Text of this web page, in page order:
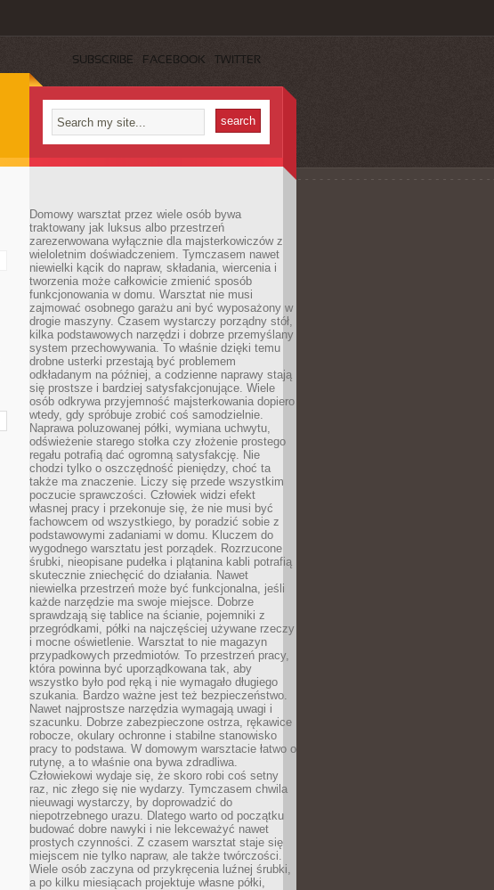
SUBSCRIBE FACEBOOK TWITTER
Domowy warsztat przez wiele osób bywa
traktowany jak luksus albo przestrzeń
zarezerwowana wyłącznie dla majsterkowiczów z
wieloletnim doświadczeniem. Tymczasem nawet
niewielki kącik do napraw, składania, wiercenia i
tworzenia może całkowicie zmienić sposób
funkcjonowania w domu. Warsztat nie musi
zajmować osobnego garażu ani być wyposażony w
drogie maszyny. Czasem wystarczy porządny stół,
kilka podstawowych narzędzi i dobrze przemyślany
system przechowywania. To właśnie dzięki temu
drobne usterki przestają być problemem
odkładanym na później, a codzienne naprawy stają
się prostsze i bardziej satysfakcjonujące. Wiele
osób odkrywa przyjemność majsterkowania dopiero
wtedy, gdy spróbuje zrobić coś samodzielnie.
Naprawa poluzowanej półki, wymiana uchwytu,
odświeżenie starego stołka czy złożenie prostego
regału potrafią dać ogromną satysfakcję. Nie
chodzi tylko o oszczędność pieniędzy, choć ta
także ma znaczenie. Liczy się przede wszystkim
poczucie sprawczości. Człowiek widzi efekt
własnej pracy i przekonuje się, że nie musi być
fachowcem od wszystkiego, by poradzić sobie z
podstawowymi zadaniami w domu. Kluczem do
wygodnego warsztatu jest porządek. Rozrzucone
śrubki, nieopisane pudełka i plątanina kabli potrafią
skutecznie zniechęcić do działania. Nawet
niewielka przestrzeń może być funkcjonalna, jeśli
każde narzędzie ma swoje miejsce. Dobrze
sprawdzają się tablice na ścianie, pojemniki z
przegródkami, półki na najczęściej używane rzeczy
i mocne oświetlenie. Warsztat to nie magazyn
przypadkowych przedmiotów. To przestrzeń pracy,
która powinna być uporządkowana tak, aby
wszystko było pod ręką i nie wymagało długiego
szukania. Bardzo ważne jest też bezpieczeństwo.
Nawet najprostsze narzędzia wymagają uwagi i
szacunku. Dobrze zabezpieczone ostrza, rękawice
robocze, okulary ochronne i stabilne stanowisko
pracy to podstawa. W domowym warsztacie łatwo o
rutynę, a to właśnie ona bywa zdradliwa.
Człowiekowi wydaje się, że skoro robi coś setny
raz, nic złego się nie wydarzy. Tymczasem chwila
nieuwagi wystarczy, by doprowadzić do
niepotrzebnego urazu. Dlatego warto od początku
budować dobre nawyki i nie lekceważyć nawet
prostych czynności. Z czasem warsztat staje się
miejscem nie tylko napraw, ale także twórczości.
Wiele osób zaczyna od przykręcenia luźnej śrubki,
a po kilku miesiącach projektuje własne półki,